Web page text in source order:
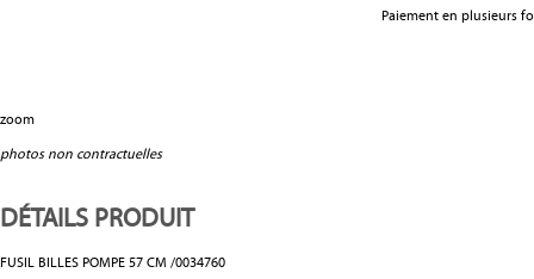
zoom
photos non contractuelles
Paiement en plusieurs
DÉTAILS PRODUIT
FUSIL BILLES POMPE 57 CM /0034760